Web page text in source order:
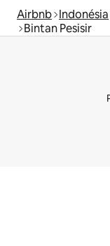
Airbnb Indonésia
Bintan Pesisir